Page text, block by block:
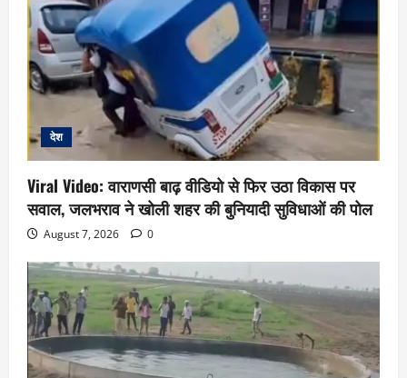
देश
Viral Video: वाराणसी बाढ़ वीडियो से फिर उठा विकास पर
सवाल, जलभराव ने खोली शहर की बुनियादी सुविधाओं की पोल
August 7, 2026 0